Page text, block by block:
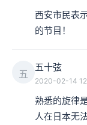
西安市民表
的节目！
五
五十弦
2020-02-14
熟悉的旋律
人在日本无